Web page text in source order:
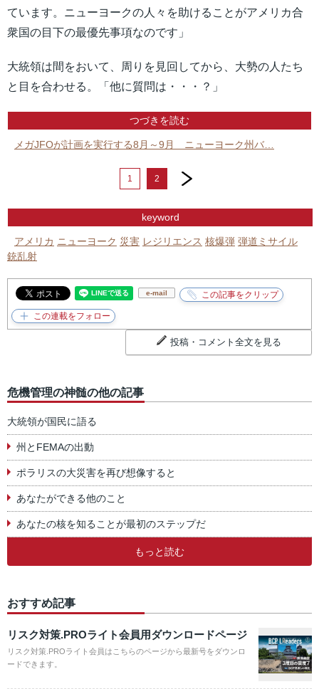
ています。ニューヨークの人々を助けることがアメリカ合
衆国の目下の最優先事項なのです」
大統領は間をおいて、周りを見回してから、大勢の人たち
と目を合わせる。「他に質問は・・・？」
つづきを読む
メガJFOが計画を実行する8月～9月 ニューヨーク州バ…
1 2
next
keyword
アメリカ ニューヨーク 災害 レジリエンス 核爆弾 弾道ミサイル
銃乱射
e-mail
投稿・コメント全文を見る
危機管理の神髄の他の記事
大統領が国民に語る
州とFEMAの出動
ポラリスの大災害を再び想像すると
あなたができる他のこと
あなたの核を知ることが最初のステップだ
もっと読む
おすすめ記事
リスク対策.PROライト会員用ダウンロードページ
リスク対策.PROライト会員はこちらのページから最新号をダウンロ
ードできます。